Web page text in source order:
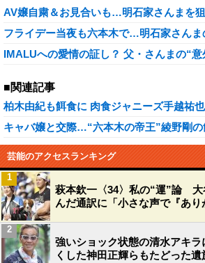
AV嬢自粛＆お見合いも…明石家さんまを
フライデー当夜も六本木で…明石家さんま
IMALUへの愛情の証し？ 父・さんまの“意
■関連記事
柏木由紀も餌食に 肉食ジャニーズ手越祐
キャバ嬢と交際…“六本木の帝王”綾野剛
芸能のアクセスランキング
萩本欽一〈34〉私の“運”論 大
んだ通訳に「小さな声で『あり
1
強いショック状態の清水アキ
くした神田正輝らもたどった遺
2